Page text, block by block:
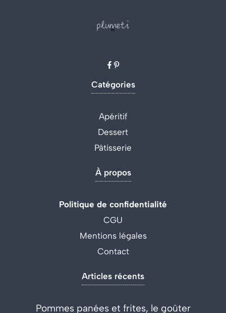
Catégories
Apéritif
Dessert
Pâtisserie
À propos
Politique de confidentialité
CGU
Mentions légales
Contact
Articles récents
Pommes panées et frites, le goûter